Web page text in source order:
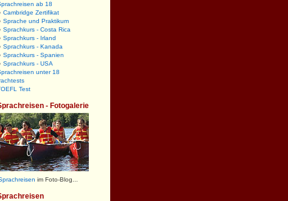
ab 18
Cambridge Zertifikat
Sprache und Praktikum
Sprachkurs - Costa Rica
Sprachkurs - Irland
Sprachkurs - Kanada
Sprachkurs - Spanien
Sprachkurs - USA
unter 18
Test
- Fotogalerie
im Foto-Blog...